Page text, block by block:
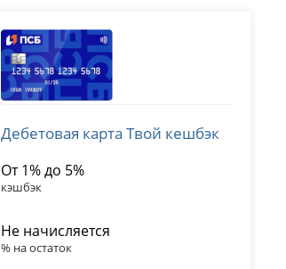
лицензия № 3251
Дебетовая карта Твой кешбэк
От 1% до 5%
кэшбэк
Не начисляется
% на остаток